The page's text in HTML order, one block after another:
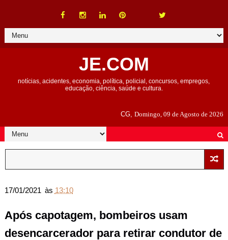
JE.COM
notícias, acidentes, economia, política, policial, concursos, empregos,
educação, ciência, saúde e cultura.
CG,Domingo, 09 de Agosto de 2026
17/01/2021 às 13:10
Após capotagem, bombeiros usam
desencarcerador para retirar condutor de